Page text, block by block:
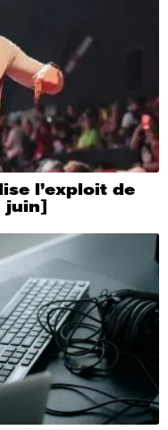
l’exploit de
juin]